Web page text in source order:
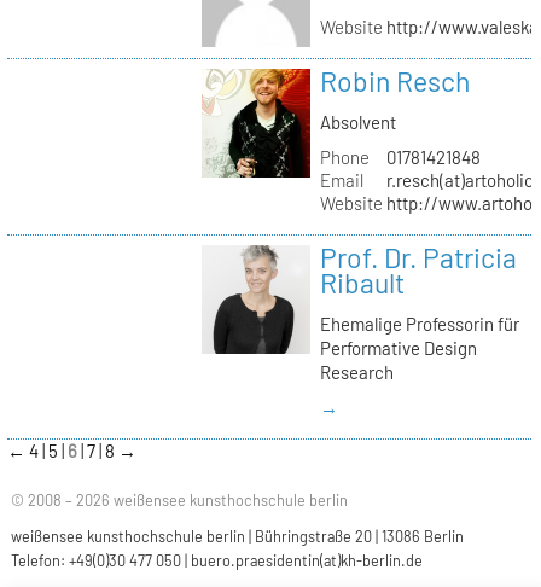
Website http://
Robin Resch
Absolvent
Phone
01781421848
Email
Website http://
Prof. Dr. Patricia
Ribault
Ehemalige Professorin für
Performative Design
Research
→
← 4 5 6 7 8 →
© 2008 – 2026 weißensee kunsthochschule berlin
weißensee kunsthochschule berlin | Bühringstraße 20 | 13086 Berlin
Telefon: +49(0)30 477 050 | buero.praesidentin(at)kh-berlin.de